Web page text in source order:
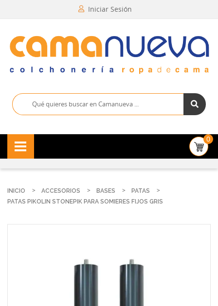
Iniciar Sesión
0
INICIO ACCESORIOS BASES
PATAS
PATAS PIKOLIN STONEPIK PARA SOMIERES FIJOS GRIS